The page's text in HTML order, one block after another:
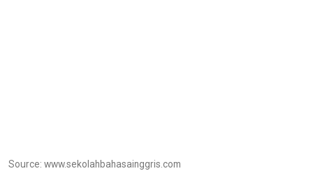
Source: www.sekolahbahasainggris.com